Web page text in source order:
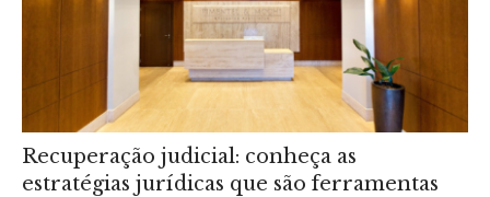
Recuperação judicial: conheça as
estratégias jurídicas que são ferramentas